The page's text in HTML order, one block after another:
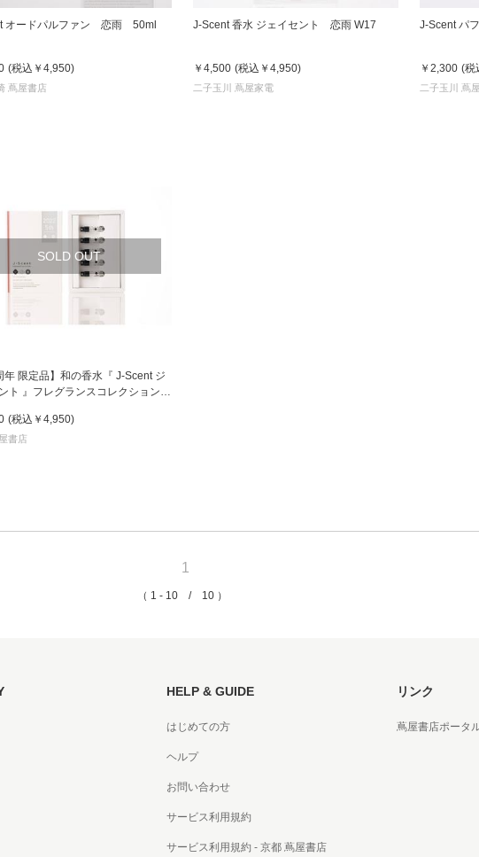
オードパルファン 恋雨 50ml
(税込 ￥4,950)
蔦屋書店
J-Scent 香水 ジェイセント 恋雨 W17
￥4,500 (税込 ￥4,950)
二子玉川 蔦屋家電
J-Scent パ
￥2,300 (税
二子玉川 蔦
SOLD OUT
年 限定品】和の香水『 J-Scent ジ
ト 』フレグランスコレクション
(税込 ￥4,950)
書店
1
（ 1 - 10 / 10 ）
HELP & GUIDE
はじめての方
ヘルプ
お問い合わせ
サービス利用規約
サービス利用規約 - 京都 蔦屋書店
リンク
蔦屋書店ポータ